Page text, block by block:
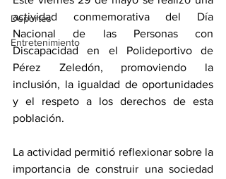
Deportes
Entretenimiento
actividad conmemorativa del Día
Nacional de las Personas con
Discapacidad en el Polideportivo de
Pérez Zeledón, promoviendo la
inclusión, la igualdad de oportunidades
y el respeto a los derechos de esta
población.
La actividad permitió reflexionar sobre la
importancia de construir una sociedad